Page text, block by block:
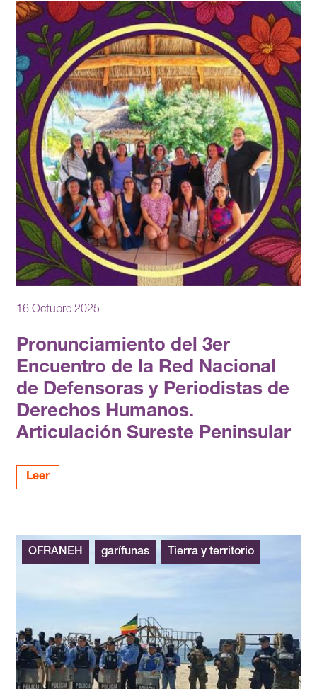
16 Octubre 2025
Pronunciamiento del 3er
Encuentro de la Red Nacional
de Defensoras y Periodistas de
Derechos Humanos.
Articulación Sureste Peninsular
Leer
OFRANEH garífunas Tierra y territorio